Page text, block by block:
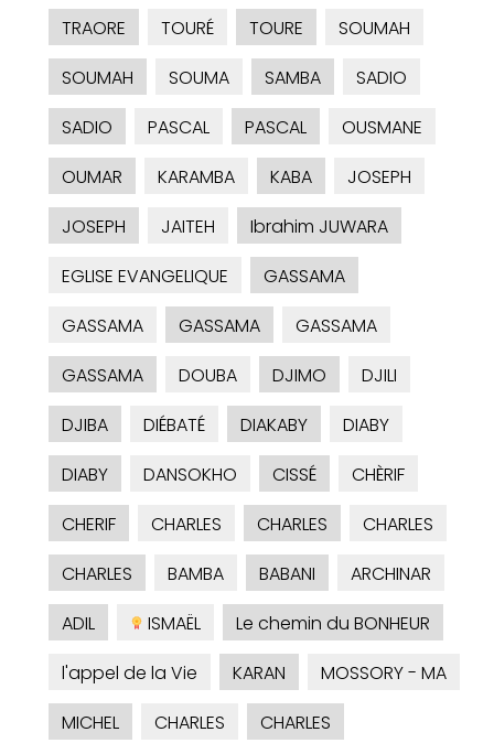
TRAORE
TOURÉ TOURE
SOUMAH
SOUMAH
SOUMA SAMBA
SADIO
SADIO
PASCAL PASCAL
OUSMANE
OUMAR
KARAMBA KABA
JOSEPH
JOSEPH
JAITEH
Ibrahim JUWARA
EGLISE EVANGELIQUE
GASSAMA
GASSAMA
GASSAMA
GASSAMA
GASSAMA
DOUBA DJIMO
DJILI
DJIBA
DIÉBATÉ DIAKABY
DIABY
DIABY
DANSOKHO CISSÉ
CHÈRIF
CHERIF
CHARLES CHARLES
CHARLES
CHARLES
BAMBA BABANI
ARCHINAR
ADIL
ISMAËL
Le chemin du BONHEUR
l'appel de la Vie
KARAN
MOSSORY - MA
MICHEL
CHARLES
CHARLES